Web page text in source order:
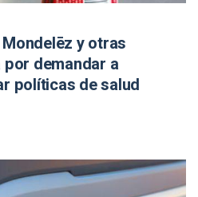
y otras
demandar a
políticas de salud